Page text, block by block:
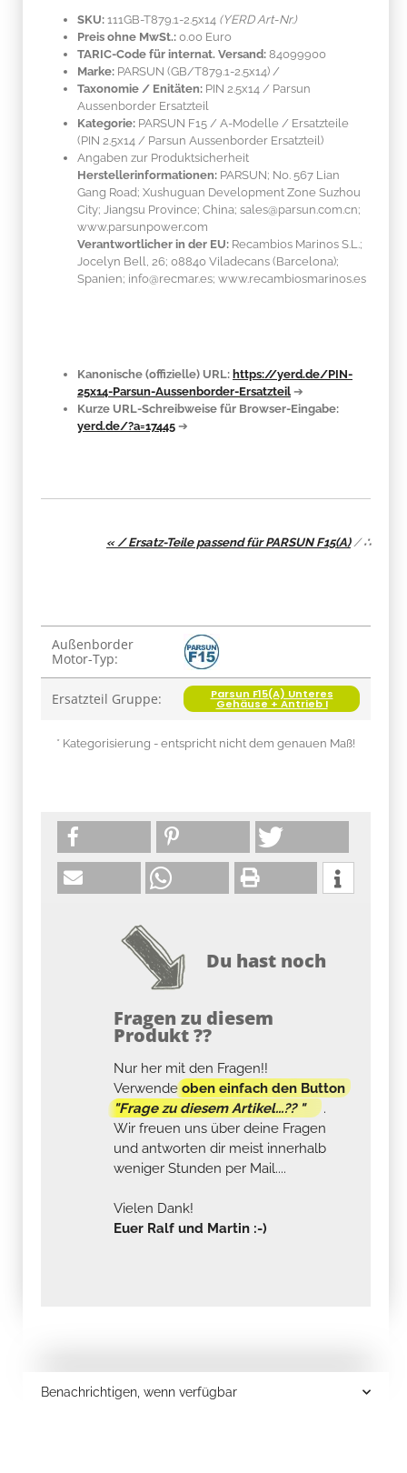
SKU: 111GB-T879.1-2.5x14 (YERD Art-Nr.)
Preis ohne MwSt.: 0.00 Euro
TARIC-Code für internat. Versand: 84099900
Marke: PARSUN (GB/T879.1-2.5x14) /
Taxonomie / Enitäten: PIN 2.5x14 / Parsun
Aussenborder Ersatzteil
Kategorie: PARSUN F15 / A-Modelle / Ersatzteile
(PIN 2.5x14 / Parsun Aussenborder Ersatzteil)
Angaben zur Produktsicherheit
Herstellerinformationen: PARSUN; No. 567 Lian
Gang Road; Xushuguan Development Zone Suzhou
City; Jiangsu Province; China; sales@parsun.com.cn;
www.parsunpower.com
Verantwortlicher in der EU: Recambios Marinos S.L.;
Jocelyn Bell, 26; 08840 Viladecans (Barcelona);
Spanien; info@recmar.es; www.recambiosmarinos.es
Kanonische (offizielle) URL: https://yerd.de/PIN-
25x14-Parsun-Aussenborder-Ersatzteil ➔
Kurze URL-Schreibweise für Browser-Eingabe:
yerd.de/?a=17445 ➔
« / Ersatz-Teile passend für PARSUN F15(A)/∴
Produkteigenschaft
Wert
Außenborder
Motor-Typ:
Ersatzteil Gruppe: Parsun F15(A) Unteres
Gehäuse + Antrieb I
* Kategorisierung - entspricht nicht dem genauen Maß!
Du hast noch
Fragen zu diesem
Produkt ??
Nur her mit den Fragen!!
Verwendeoben einfach den Button
"Frage zu diesem Artikel...?? "
.
Wir freuen uns über deine Fragen
und antworten dir meist innerhalb
weniger Stunden per Mail....
Vielen Dank!
Euer Ralf und Martin :-)
Benachrichtigen, wenn verfügbar